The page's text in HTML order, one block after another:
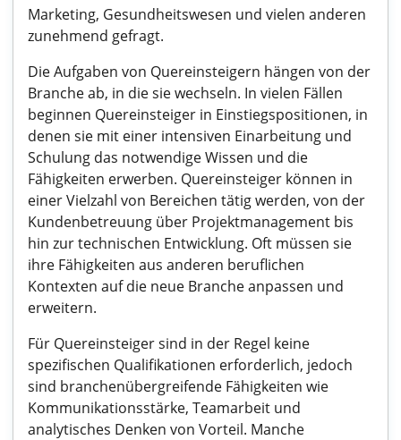
Marketing, Gesundheitswesen und vielen anderen
zunehmend gefragt.
Die Aufgaben von Quereinsteigern hängen von der
Branche ab, in die sie wechseln. In vielen Fällen
beginnen Quereinsteiger in Einstiegspositionen, in
denen sie mit einer intensiven Einarbeitung und
Schulung das notwendige Wissen und die
Fähigkeiten erwerben. Quereinsteiger können in
einer Vielzahl von Bereichen tätig werden, von der
Kundenbetreuung über Projektmanagement bis
hin zur technischen Entwicklung. Oft müssen sie
ihre Fähigkeiten aus anderen beruflichen
Kontexten auf die neue Branche anpassen und
erweitern.
Für Quereinsteiger sind in der Regel keine
spezifischen Qualifikationen erforderlich, jedoch
sind branchenübergreifende Fähigkeiten wie
Kommunikationsstärke, Teamarbeit und
analytisches Denken von Vorteil. Manche